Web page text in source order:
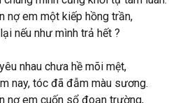
nợ em một kiếp hồng trần,
nếu như mình trả hết ?
nhau chưa hề mõi mệt,
nay, tóc đã đẫm màu sương.
nợ em cuốn sổ đoạn trường,